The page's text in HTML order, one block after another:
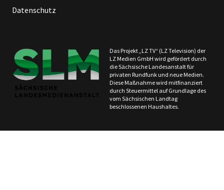
Datenschutz
Das Projekt „LZ TV“ (LZ Television) der
LZ Medien GmbH wird gefördert durch
die Sächsische Landesanstalt für
privaten Rundfunk und neue Medien.
Diese Maßnahme wird mitfinanziert
durch Steuermittel auf Grundlage des
vom Sächsischen Landtag
beschlossenen Haushaltes.